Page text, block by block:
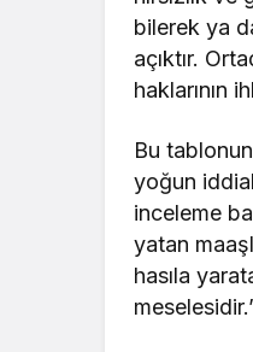
bilerek ya
açıktır.
haklarının
Bu
yoğun
inceleme
yatan
hasıla